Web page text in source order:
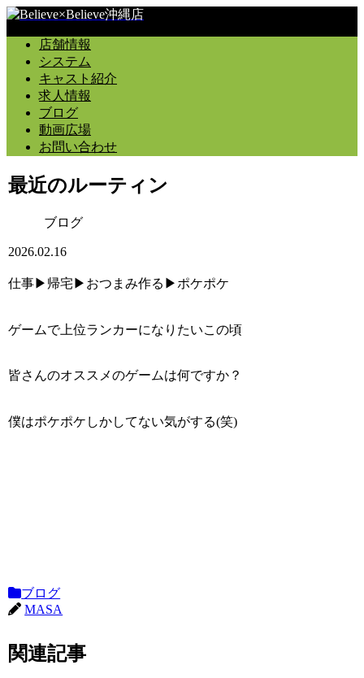
店舗情報
システム
キャスト紹介
求人情報
ブログ
動画広場
お問い合わせ
最近のルーティン
ブログ
2026.02.16
仕事▶︎帰宅▶︎おつまみ作る▶︎ポケポケ
ゲームで上位ランカーになりたいこの頃
皆さんのオススメのゲームは何ですか？
僕はポケポケしかしてない気がする(笑)
ブログ
MASA
関連記事